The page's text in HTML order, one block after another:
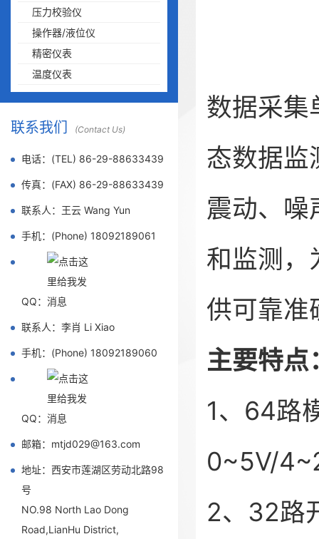
压力校验仪
操作器/液位仪
精密仪表
温度仪表
联系我们 (Contact Us)
电话：(TEL) 86-29-88633439
传真：(FAX) 86-29-88633439
联系人：王云 Wang Yun
手机：(Phone) 18092189061
QQ：
联系人：李肖 Li Xiao
手机：(Phone) 18092189060
QQ：
邮箱：mtjd029@163.com
地址：西安市莲湖区劳动北路98
号
NO.98 North Lao Dong
Road,LianHu District,
数据采集
态数据监
震动、噪
和监测，
供可靠准
主要特点
1、64路
0~5V/
2、32路